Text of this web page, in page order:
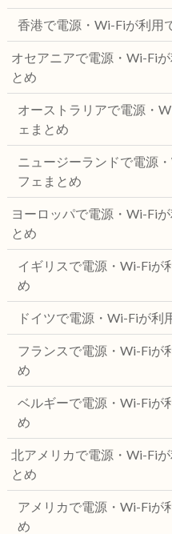
香港で電源・Wi-Fiが利用
オセアニアで電源・Wi-Fi
とめ
オーストラリアで電源・
ェまとめ
ニュージーランドで電源
フェまとめ
ヨーロッパで電源・Wi-Fi
とめ
イギリスで電源・Wi-Fiが
め
ドイツで電源・Wi-Fiが利
フランスで電源・Wi-Fiが
め
ベルギーで電源・Wi-Fiが
め
北アメリカで電源・Wi-Fi
とめ
アメリカで電源・Wi-Fiが
め